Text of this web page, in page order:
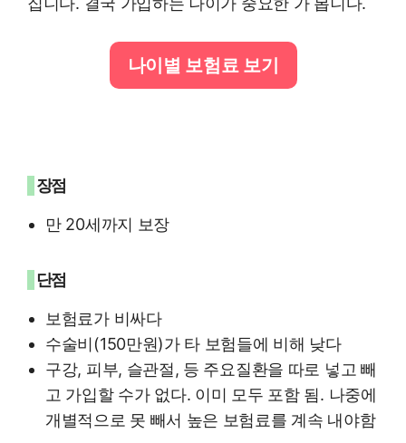
나이별 보험료 보기
장점
만 20세까지 보장
단점
보험료가 비싸다
수술비(150만원)가 타 보험들에 비해 낮다
구강, 피부, 슬관절, 등 주요질환을 따로 넣고 빼
고 가입할 수가 없다. 이미 모두 포함 됨. 나중에
개별적으로 못 빼서 높은 보험료를 계속 내야함